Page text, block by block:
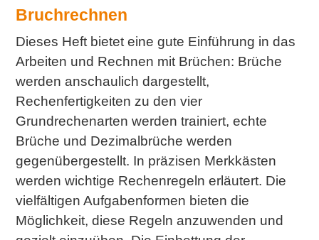
Bruchrechnen
Dieses Heft bietet eine gute Einführung in das
Arbeiten und Rechnen mit Brüchen: Brüche
werden anschaulich dargestellt,
Rechenfertigkeiten zu den vier
Grundrechenarten werden trainiert, echte
Brüche und Dezimalbrüche werden
gegenübergestellt. In präzisen Merkkästen
werden wichtige Rechenregeln erläutert. Die
vielfältigen Aufgabenformen bieten die
Möglichkeit, diese Regeln anzuwenden und